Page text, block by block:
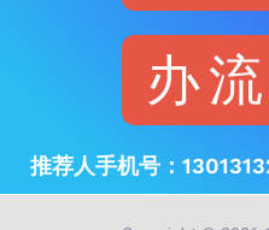
办
推荐人手机号：